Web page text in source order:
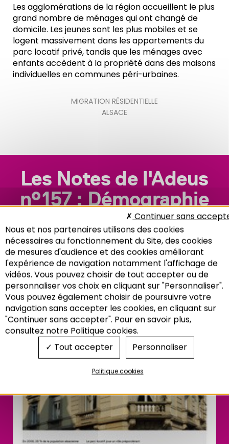
Recherche
Les agglomérations de la région accueillent le plus
grand nombre de ménages qui ont changé de
domicile. Les jeunes sont les plus mobiles et se
logent massivement dans les appartements du
parc locatif privé, tandis que les ménages avec
enfants accèdent à la propriété dans des maisons
individuelles en communes péri-urbaines.
MIGRATION RÉSIDENTIELLE
ALSACE
Les Notes de l'Adeus
n°157 : Démographie
Nous et nos partenaires utilisons des cookies
nécessaires au fonctionnement du Site, des cookies
de mesures d'audience et des cookies améliorant
l'expérience de navigation notamment l'affichage de
vidéos. Vous pouvez choisir de tout accepter ou de
personnaliser vos choix en cliquant sur "Personnaliser".
Vous pouvez également choisir de poursuivre votre
navigation sans accepter les cookies, en cliquant sur
"Continuer sans accepter". Pour en savoir plus,
consultez notre Politique cookies.
Tout accepter
Continuer sans
Personnaliser
Politique cookies